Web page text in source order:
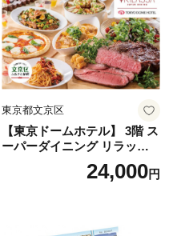
東京都文京区
【東京ドームホテル】 3階 ス
ーパーダイニング リラッサ
ランチブッフェ お食事券 大
人1名様分 関東 東京 ご利用
24,000円